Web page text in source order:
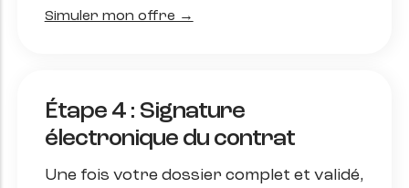
Simuler mon offre →
Étape 4 : Signature
électronique du contrat
Une fois votre dossier complet et validé,